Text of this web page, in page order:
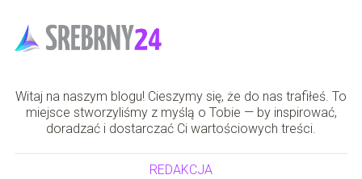
Witaj na naszym blogu! Cieszymy się, że do nas trafiłeś. To
miejsce stworzyliśmy z myślą o Tobie — by inspirować,
doradzać i dostarczać Ci wartościowych treści.
REDAKCJA